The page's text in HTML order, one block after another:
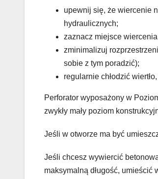
upewnij się, że wiercenie
hydraulicznych;
zaznacz miejsce
zminimalizuj
sobie z tym poradzić);
regularnie chłodzić
Perforator wyposażony w
zwykły mały poziom
Jeśli w otworze ma być
Jeśli chcesz wywiercić
maksymalną długość,